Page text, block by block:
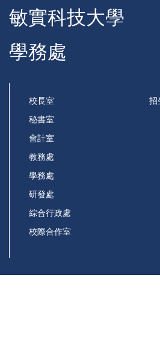
敏實科技大學
學務處
校長室
秘書室
會計室
教務處
學務處
研發處
綜合行政處
校際合作室
招